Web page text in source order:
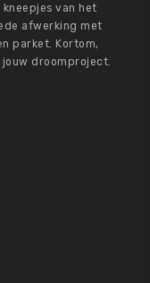
van het
afwerking met
parket. Kortom,
droomproject.